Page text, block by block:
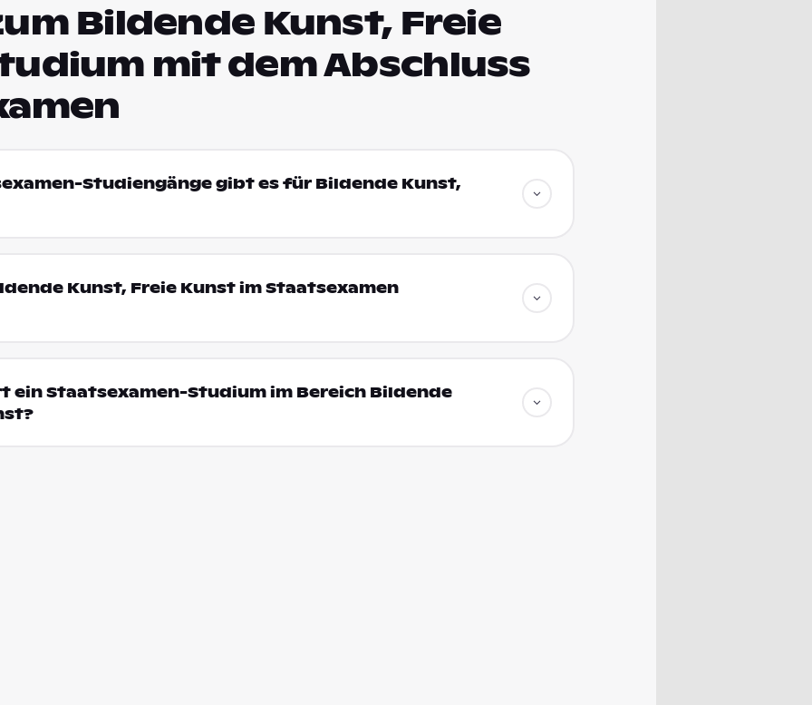
Bildende Kunst, Freie
mit dem Abschluss
Studiengänge gibt es für Bildende Kunst,
Kunst, Freie Kunst im Staatsexamen
ein Staatsexamen-Studium im Bereich Bildende